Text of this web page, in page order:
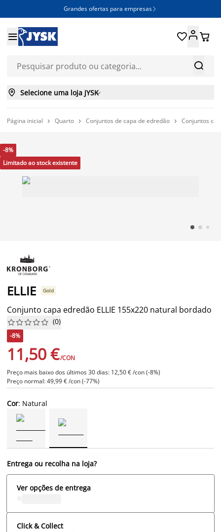
Grandes ofertas para empresas 


 
 Selecione uma loja JYSK
Página inicial  Quarto  Conjuntos de capa de edredão  Conjuntos
-8%
Limitado ao stock existente
ELLIE Gold
Conjunto capa edredão ELLIE 155x220 natural bordado





 (0)
-8%
11,50 €/CON
Preço mais baixo dos últimos 30 dias: 12,50 € /con (-8%)
Preço normal: 49,99 € /con (-77%)
Cor: Natural
Entrega ou recolha na loja?
Ver opções de entrega
Click & Collect